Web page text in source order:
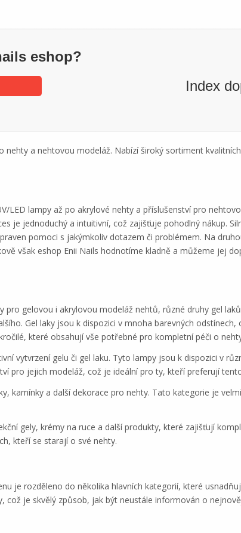
eshop?
Index
a nehtovou modeláž. Nabízí široký sortiment
lampy až po akrylové nehty a příslušenství pro
je jednoduchý a intuitivní, což zajišťuje pohodlný nákup.
pomoci s jakýmkoliv dotazem či problémem. Na
však eshop Enii Nails hodnotíme kladně a můžeme jej
gelovou i akrylovou modeláž nehtů, různé druhy gel
Gel laky jsou k dispozici v mnoha barevných odstínech,
které obsahují vše potřebné pro kompletní péči o
vytvrzení gelu či gel laku. Tyto lampy jsou k dispozici v
pro jejich modeláž, což je ideální pro ty, kteří preferují
kamínky a další dekorace pro nehty. Tato kategorie je
gely, krémy na ruce a další produkty, které zajišťují
kteří se starají o své nehty.
je rozděleno do několika hlavních kategorií, které
je skvělý způsob, jak být neustále informován o